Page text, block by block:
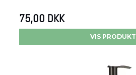
75,00 DKK
VIS PRODUKT